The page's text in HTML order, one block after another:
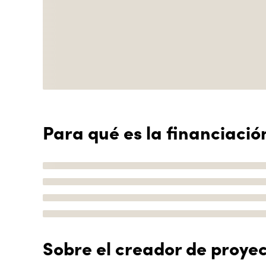
Para qué es la
Sobre el creador de